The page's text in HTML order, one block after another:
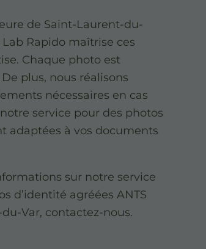
de Saint-Laurent-du-
Rapido maîtrise ces
Chaque photo est
plus, nous réalisons
nécessaires en cas
service pour des photos
adaptées à vos documents
sur notre service
d’identité agréées ANTS
Var, contactez-nous.